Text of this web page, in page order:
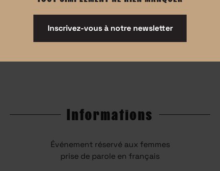
Informations
Événement réservé aux femmes
prise de parole en français
Inscrivez-vous à notre newsletter